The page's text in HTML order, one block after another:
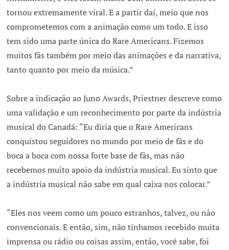
tornou extremamente viral. E a partir daí, meio que nos
comprometemos com a animação como um todo. E isso
tem sido uma parte única do Rare Americans. Fizemos
muitos fãs também por meio das animações e da narrativa,
tanto quanto por meio da música.”
Sobre a indicação ao Juno Awards, Priestner descreve como
uma validação e um reconhecimento por parte da indústria
musical do Canadá: “Eu diria que o Rare Americans
conquistou seguidores no mundo por meio de fãs e do
boca a boca com nossa forte base de fãs, mas não
recebemos muito apoio da indústria musical. Eu sinto que
a indústria musical não sabe em qual caixa nos colocar.”
“Eles nos veem como um pouco estranhos, talvez, ou não
convencionais. E então, sim, não tínhamos recebido muita
imprensa ou rádio ou coisas assim, então, você sabe, foi